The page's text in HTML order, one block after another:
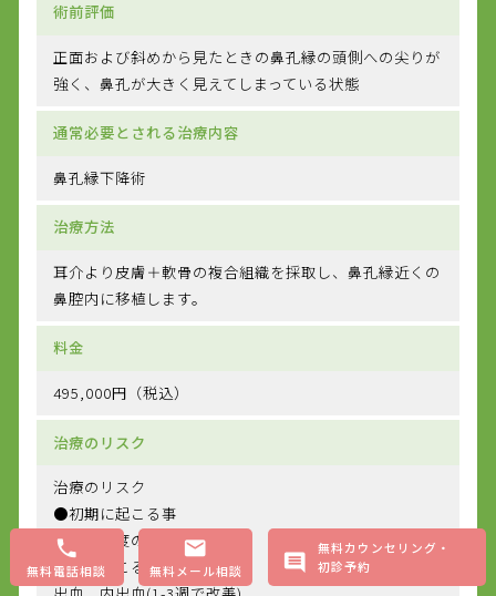
術前評価
正面および斜めから見たときの鼻孔縁の頭側への尖りが
強く、鼻孔が大きく見えてしまっている状態
通常必要とされる治療内容
鼻孔縁下降術
治療方法
耳介より皮膚＋軟骨の複合組織を採取し、鼻孔縁近くの
鼻腔内に移植します。
料金
495,000円（税込）
治療のリスク
治療のリスク
●初期に起こる事
疼痛・軽度の腫脹
●時に起こる事
無料電話相談 無料メール相談
無料カウンセリング・
初診予約